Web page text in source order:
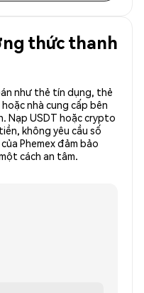
thức thanh
như thẻ tín dụng, thẻ
nhà cung cấp bên
Nạp USDT hoặc crypto
không yêu cầu số
Phemex đảm bảo
cách an tâm.